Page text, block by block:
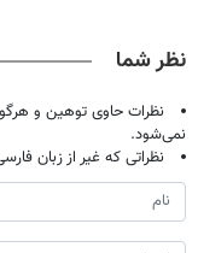
نظر شما
نظرات حاوی توهین و
نمی‌شود.
نظراتی که غیر از زبان